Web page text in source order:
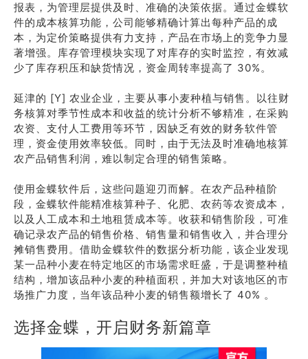
报表，为管理层提供及时、准确的决策依据。通过金蝶软
件的成本核算功能，公司能够精确计算出每种产品的成
本，为定价策略提供有力支持，产品在市场上的竞争力显
著增强。库存管理模块实现了对库存的实时监控，有效减
少了库存积压和缺货情况，资金周转率提高了 30%。
延津的 [Y] 农业企业，主要从事小麦种植与销售。以往财
务核算对季节性成本和收益的统计分析不够精准，在采购
农资、支付人工费用等环节，因缺乏有效的财务软件管
理，资金使用效率较低。同时，由于无法及时准确地核算
农产品销售利润，难以制定合理的销售策略。
使用金蝶软件后，这些问题迎刃而解。在农产品种植阶
段，金蝶软件能精准核算种子、化肥、农药等农资成本，
以及人工成本和土地租赁成本等。收获和销售阶段，可准
确记录农产品的销售价格、销售量和销售收入，并合理分
摊销售费用。借助金蝶软件的数据分析功能，该企业发现
某一品种小麦在特定地区的市场需求旺盛，于是调整种植
结构，增加该品种小麦的种植面积，并加大对该地区的市
场推广力度，当年该品种小麦的销售额增长了 40% 。
选择金蝶，开启财务新篇章